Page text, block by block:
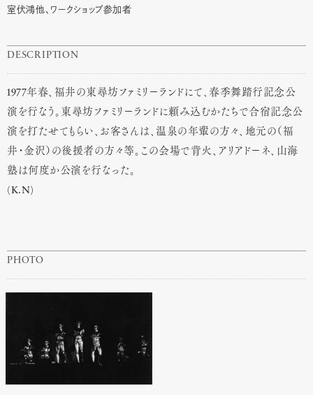
室伏鴻他、ワークショップ参加者
DESCRIPTION
1977年春、福井の東尋坊ファミリーランドにて、春季舞踏行記念公
演を行なう。東尋坊ファミリーランドに頼み込むかたちで合宿記念公
演を打たせてもらい、お客さんは、温泉の年輩の方々、地元の（福
井・金沢）の後援者の方々等。この会場で背火、アリアドーネ、山海
塾は何度か公演を行なった。
(K.N)
PHOTO